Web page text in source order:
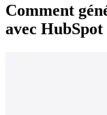
Comment
avec